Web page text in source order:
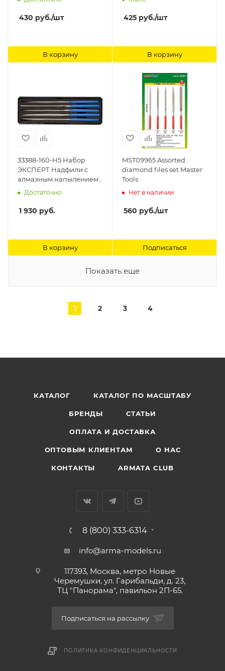
430 руб./шт
В корзину
425 руб./шт
В корзину
33388-160-H5 Набор
ЭКСПЕРТ Надфили с
алмазным напылением
в пластиковом боксе, P
140, 160х80мм, 5
предметов Зубр
Достаточно
1 930 руб.
В корзину
MST09965 Assorted
diamond files set Master
Tools
Нет в наличии
560 руб./шт
Подписаться
Показать еще
1 2 3 4
КАТАЛОГ КАТАЛОГ ПО МАСШТАБУ
БРЕНДЫ СТАТЬИ
ОПЛАТА И ДОСТАВКА
ОПТОВЫМ КЛИЕНТАМ О НАС
КОНТАКТЫ ARMATA CLUB
8 (800) 333-6314
info@arma-models.ru
117393, Москва, метро Новые
Черемушки, ул. Гарибальди, д. 23,
ТЦ "Панорама", павильон 2П-65.
Подписаться на рассылку
ПОЛИТИКА КОНФИДЕНЦИАЛЬНОСТИ